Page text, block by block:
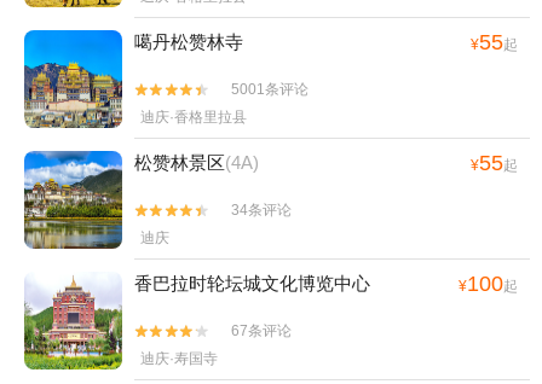
噶丹松赞林寺 ¥55起


5001条评论
迪庆·香格里拉县
松赞林景区(4A) ¥55起


34条评论
迪庆
香巴拉时轮坛城文化博览中心 ¥100起


67条评论
迪庆·寿国寺